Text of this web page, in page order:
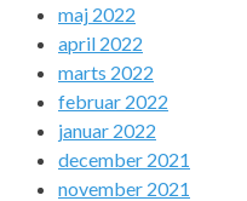
maj 2022
april 2022
marts 2022
februar 2022
januar 2022
december 2021
november 2021